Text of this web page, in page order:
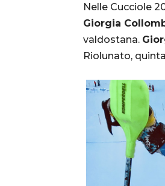
Nelle Cucciole
Giorgia
valdostana.
Riolunato, quinta